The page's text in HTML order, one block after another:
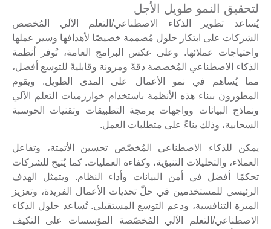
لتحقيق النمو طويل الأجل
يُساعد تطوير الذكاء الاصطناعي/التعلم الآلي المُخصص
الشركات على ابتكار حلول مُصممة خصيصًا لأهدافها وسير عملها
واحتياجات عملائها. وعلى عكس البرامج العامة، تُوفر أنظمة
الذكاء الاصطناعي المُخصصة دقةً ومرونة وقابليةً للتوسع أفضل،
مما يُساهم في نمو الأعمال على المدى الطويل. ويقوم
المطورون ببناء هذه الأنظمة باستخدام خوارزميات التعلم الآلي
ونماذج البيانات وواجهات برمجة التطبيقات وتقنيات الحوسبة
السحابية، وذلك بناءً على متطلبات العمل.
يمكن للذكاء الاصطناعي المُخصّص تحسين الأتمتة، وتفاعل
العملاء، والتحليلات التنبؤية، وكفاءة العمليات. كما يُتيح للشركات
تحكمًا أفضل في أمن البيانات وأداء النظام. ويتمثل الهدف
الرئيسي للمستخدمين في حلّ تحديات الأعمال الفريدة، وتعزيز
الميزة التنافسية، ودعم التوسع المستقبلي. تُساعد حلول الذكاء
الاصطناعي/التعلم الآلي المُخصّصة المؤسسات على التكيف